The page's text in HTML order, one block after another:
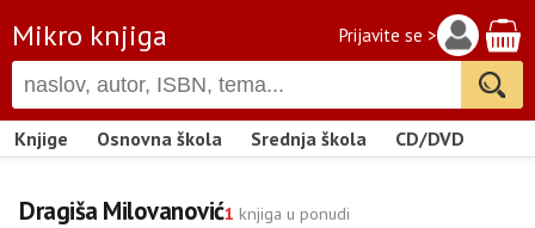
Mikro knjiga Prijavite se >
Knjige Osnovna škola Srednja škola CD/DVD
Dragiša Milovanović1 knjiga u ponudi